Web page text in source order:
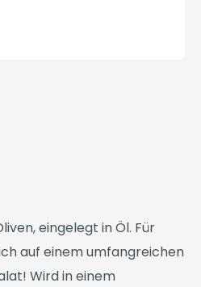
eingelegt in Öl. Für
auf einem umfangreichen
Wird in einem